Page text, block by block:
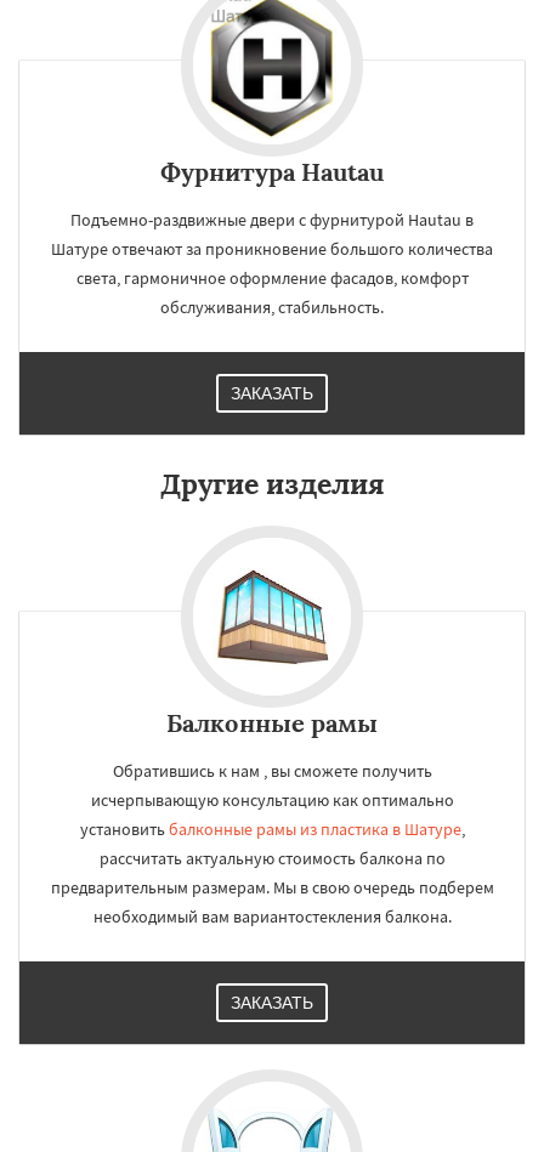
Фурнитура Hautau
Подъемно-раздвижные двери с фурнитурой Hautau в
Шатуре отвечают за проникновение большого количества
света, гармоничное оформление фасадов, комфорт
обслуживания, стабильность.
ЗАКАЗАТЬ
Другие изделия
Балконные рамы
Обратившись к нам , вы сможете получить
исчерпывающую консультацию как оптимально
установитьбалконные рамы из пластика в Шатуре,
рассчитать актуальную стоимость балкона по
предварительным размерам. Мы в свою очередь подберем
необходимый вам вариантостекления балкона.
ЗАКАЗАТЬ